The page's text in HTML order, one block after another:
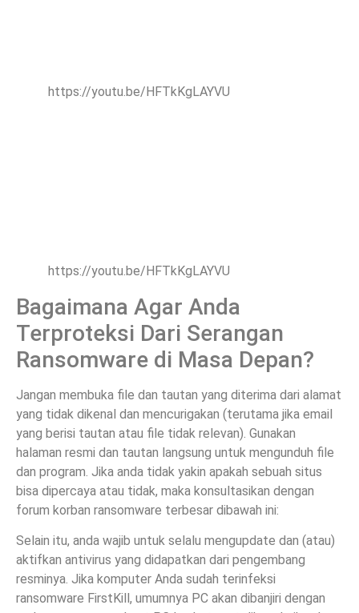
https://youtu.be/HFTkKgLAYVU
https://youtu.be/HFTkKgLAYVU
Bagaimana Agar Anda
Terproteksi Dari Serangan
Ransomware di Masa Depan?
Jangan membuka file dan tautan yang diterima dari alamat
yang tidak dikenal dan mencurigakan (terutama jika email
yang berisi tautan atau file tidak relevan). Gunakan
halaman resmi dan tautan langsung untuk mengunduh file
dan program. Jika anda tidak yakin apakah sebuah situs
bisa dipercaya atau tidak, maka konsultasikan dengan
forum korban ransomware terbesar dibawah ini:
Selain itu, anda wajib untuk selalu mengupdate dan (atau)
aktifkan antivirus yang didapatkan dari pengembang
resminya. Jika komputer Anda sudah terinfeksi
ransomware FirstKill, umumnya PC akan dibanjiri dengan